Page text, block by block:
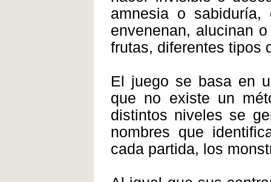
amnesia o sabiduría,
envenenan, alucinan
frutas, diferentes tipos
El juego se basa en
que no existe un
distintos niveles se
nombres que
cada partida, los